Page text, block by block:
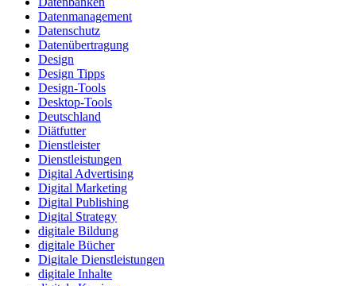
Datenmanagement
Datenschutz
Datenübertragung
Design
Design Tipps
Design-Tools
Desktop-Tools
Deutschland
Diätfutter
Dienstleister
Dienstleistungen
Digital Advertising
Digital Marketing
Digital Publishing
Digital Strategy
digitale Bildung
digitale Bücher
Digitale Dienstleistungen
digitale Inhalte